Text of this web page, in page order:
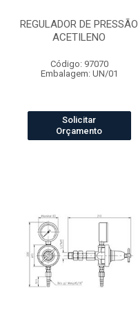
REGULADOR DE PRESSÃO
ACETILENO
Código: 97070
Embalagem: UN/01
Solicitar
Orçamento